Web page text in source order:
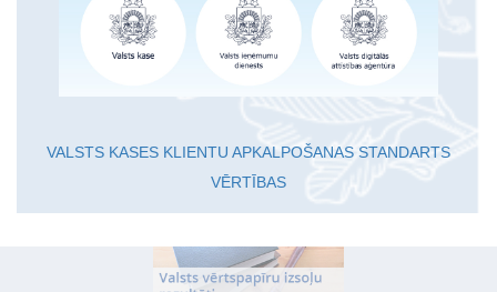
VALSTS KASES KLIENTU APKALPOŠANAS STANDARTS
VĒRTĪBAS